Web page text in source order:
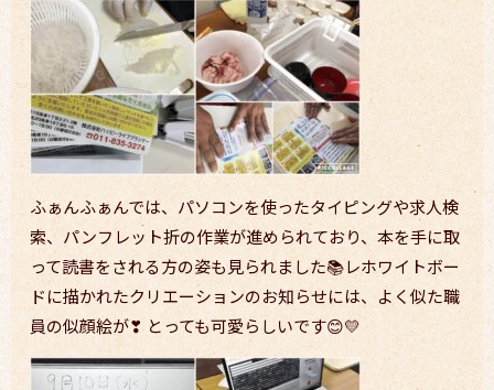
ふぁんふぁんでは、パソコンを使ったタイピングや求人検
索、パンフレット折の作業が進められており、本を手に取
って読書をされる方の姿も見られました📚レホワイトボー
ドに描かれたクリエーションのお知らせには、よく似た職
員の似顔絵が❣ とっても可愛らしいです😊💛